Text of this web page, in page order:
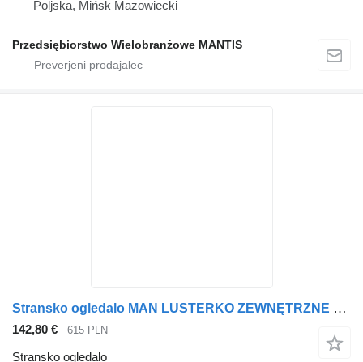
Poljska, Mińsk Mazowiecki
Przedsiębiorstwo Wielobranżowe MANTIS
Stransko ogledalo MAN LUSTERKO ZEWNĘTRZNE KOMPLETNE MAN TGX TGS EURO 5 LEWE za vlačilec
142,80 € 615 PLN
Stransko ogledalo